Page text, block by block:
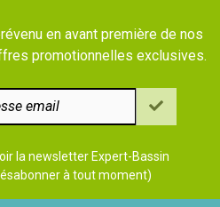
en avant première de nos
promotionnelles exclusives.
la newsletter Expert-Bassin
à tout moment)